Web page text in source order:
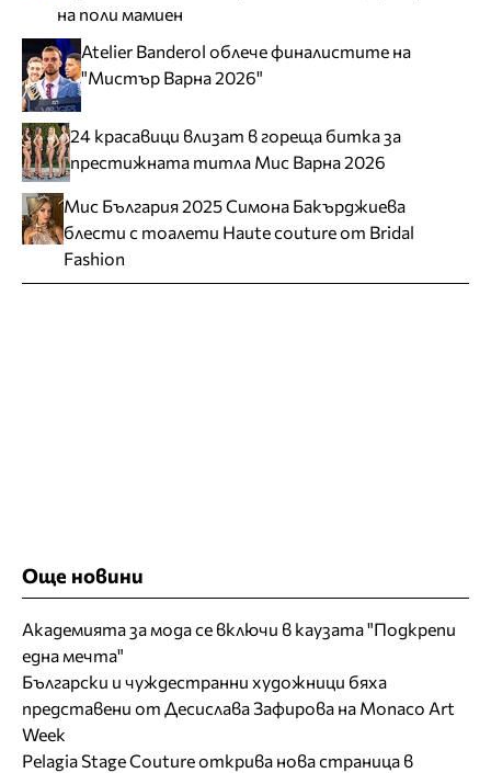
на поли мамиен
Atelier Banderol облече финалистите на
"Мистър Варна 2026"
24 красавици влизат в гореща битка за
престижната титла Мис Варна 2026
Мис България 2025 Симона Бакърджиева
блести с тоалети Haute couture от Bridal
Fashion
Още новини
Академията за мода се включи в каузата "Подкрепи
една мечта"
Български и чуждестранни художници бяха
представени от Десислава Зафирова на Monaco Art
Week
Pelagia Stage Couture открива нова страница в